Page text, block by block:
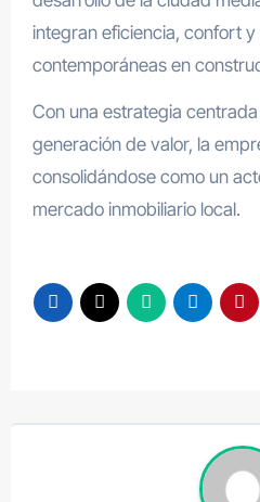
integran eficiencia, confort
contemporáneas en
Con una estrategia
generación de valor, la
consolidándose como un
mercado inmobiliario local.